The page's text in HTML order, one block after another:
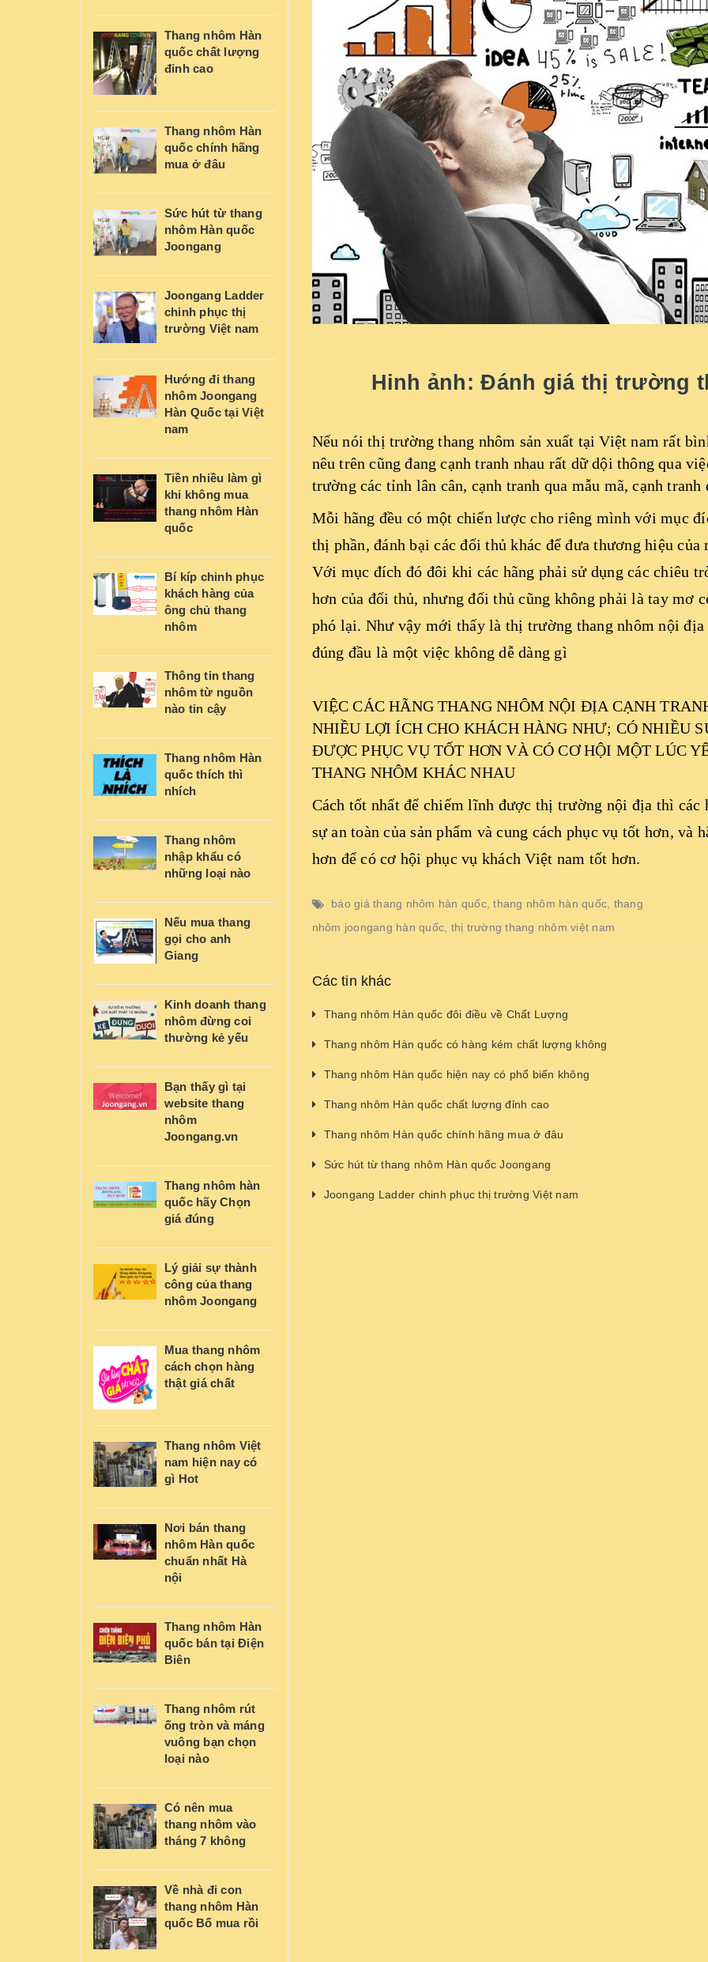
Hinh ảnh: Đánh giá thị trường
Nếu nói thị trườngthang nhôm sản xuất tại Việt nam rất
nêu trên cũng đang cạnh tranh nhau rất dữ dội thông qua
trường các tỉnh lân cân, cạnh tranh qua mẫu mã, cạnh tranh
Mỗi hãng đều có một chiến lược cho riêng mình với mục
thị phần, đánh bại các đối thủ khác để đưa thương hiệu
Với mục đích đó đôi khi các hãng phải sử dụng các chiêu
hơn của đối thủ, nhưng đối thủ cũng không phải là tay mơ
phó lại. Như vậy mới thấy là thị trường thang nhôm nội
đúng đầu là một việc không dễ dàng gì
VIỆC CÁC HÃNG THANG NHÔM NỘI ĐỊA CẠNH
NHIỀU LỢI ÍCH CHO KHÁCH HÀNG NHƯ; CÓ NHIỀU
ĐƯỢC PHỤC VỤ TỐT HƠN VÀ CÓ CƠ HỘI MỘT LÚC
THANG NHÔM KHÁC NHAU
Cách tốt nhất để chiếm lĩnh được thị trường nội địa thì các
sự an toàn của sản phẩm và cung cách phục vụ tốt hơn,
hơn để có cơ hội phục vụ khách Việt nam tốt hơn.
báo giá thang nhôm hàn quốc,thang nhôm hàn quốc thang
nhôm joongang hàn quốc thị trường thang nhôm việt nam
Các tin khác
Thang nhôm Hàn quốc đôi điều về Chất Lượng
Thang nhôm Hàn quốc có hàng kém chất lượng không
Thang nhôm Hàn quốc hiện nay có phổ biến không
Thang nhôm Hàn quốc chất lượng đỉnh cao
Thang nhôm Hàn quốc chính hãng mua ở đâu
Sức hút từ thang nhôm Hàn quốc Joongang
Joongang Ladder chinh phục thị trường Việt nam
Thang nhôm Hàn
quốc chất lượng
đỉnh cao
Thang nhôm Hàn
quốc chính hãng
mua ở đâu
Sức hút từ thang
nhôm Hàn quốc
Joongang
Joongang Ladder
chinh phục thị
trường Việt nam
Hướng đi thang
nhôm Joongang
Hàn Quốc tại Việt
nam
Tiền nhiều làm gì
khi không mua
thang nhôm Hàn
quốc
Bí kíp chinh phục
khách hàng của
ông chủ thang
nhôm
Thông tin thang
nhôm từ nguồn
nào tin cậy
Thang nhôm Hàn
quốc thích thì
nhích
Thang nhôm
nhập khẩu có
những loại nào
Nếu mua thang
gọi cho anh
Giang
Kinh doanh thang
nhôm đừng coi
thường kẻ yếu
Bạn thấy gì tại
website thang
nhôm
Joongang.vn
Thang nhôm hàn
quốc hãy Chọn
giá đúng
Lý giải sự thành
công của thang
nhôm Joongang
Mua thang nhôm
cách chọn hàng
thật giá chất
Thang nhôm Việt
nam hiện nay có
gì Hot
Nơi bán thang
nhôm Hàn quốc
chuẩn nhất Hà
nội
Thang nhôm Hàn
quốc bán tại Điện
Biên
Thang nhôm rút
ống tròn và máng
vuông bạn chọn
loại nào
Có nên mua
thang nhôm vào
tháng 7 không
Về nhà đi con
thang nhôm Hàn
quốc Bố mua rồi